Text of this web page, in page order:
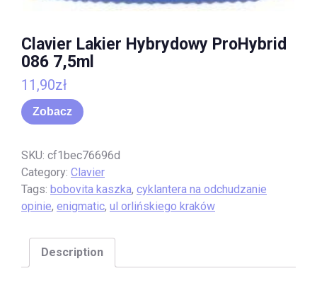
Clavier Lakier Hybrydowy ProHybrid
086 7,5ml
11,90zł
Zobacz
SKU: cf1bec76696d
Category: Clavier
Tags: bobovita kaszka, cyklantera na odchudzanie
opinie, enigmatic, ul orlińskiego kraków
Description